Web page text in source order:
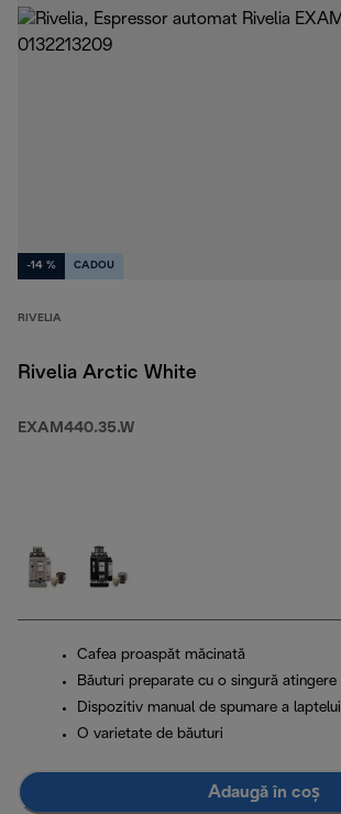
-14 % CADOU
RIVELIA
Rivelia Arctic White
EXAM440.35.W
Cafea proaspăt măcinată
Băuturi preparate cu o singură atingere
Dispozitiv manual de spumare a laptelui
O varietate de băuturi
Adaugă în coș